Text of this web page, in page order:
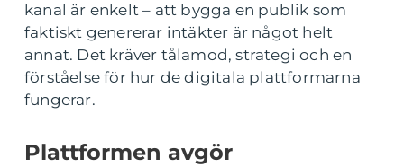
kanal är enkelt – att bygga en publik som
faktiskt genererar intäkter är något helt
annat. Det kräver tålamod, strategi och en
förståelse för hur de digitala plattformarna
fungerar.
Plattformen avgör